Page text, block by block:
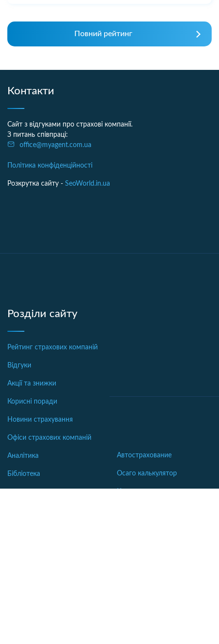
Повний рейтинг
Контакти
Сайт з відгуками про страхові компанії.
З питань співпраці:
office@myagent.com.ua
Політика конфіденційності
Розкрутка сайту - SeoWorld.in.ua
Розділи сайту
Рейтинг страхових компаній
Відгуки
Акції та знижки
Корисні поради
Новини страхування
Офіси страхових компаній
Аналітика
Бібліотека
Автострахование
Осаго калькулятор